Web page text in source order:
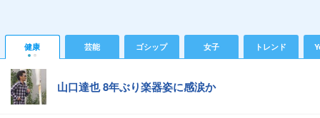
健康 芸能 ゴシップ 女子 トレンド
山口達也 8年ぶり楽器姿に感涙か